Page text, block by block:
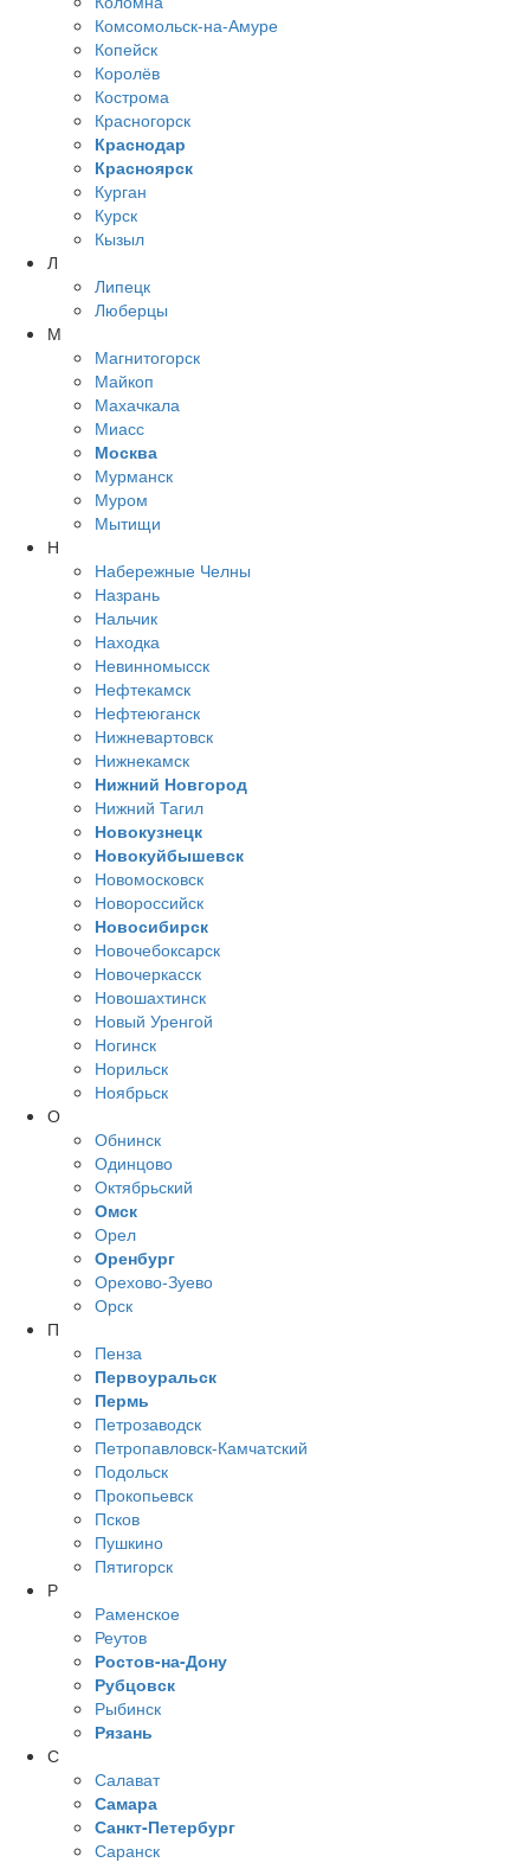
Комсомольск-на-Амуре
Копейск
Королёв
Кострома
Красногорск
Краснодар
Красноярск
Курган
Курск
Кызыл
Л
Липецк
Люберцы
М
Магнитогорск
Майкоп
Махачкала
Миасс
Москва
Мурманск
Муром
Мытищи
Н
Набережные Челны
Назрань
Нальчик
Находка
Невинномысск
Нефтекамск
Нефтеюганск
Нижневартовск
Нижнекамск
Нижний Новгород
Нижний Тагил
Новокузнецк
Новокуйбышевск
Новомосковск
Новороссийск
Новосибирск
Новочебоксарск
Новочеркасск
Новошахтинск
Новый Уренгой
Ногинск
Норильск
Ноябрьск
О
Обнинск
Одинцово
Октябрьский
Омск
Орел
Оренбург
Орехово-Зуево
Орск
П
Пенза
Первоуральск
Пермь
Петрозаводск
Петропавловск-Камчатский
Подольск
Прокопьевск
Псков
Пушкино
Пятигорск
Р
Раменское
Реутов
Ростов-на-Дону
Рубцовск
Рыбинск
Рязань
С
Салават
Самара
Санкт-Петербург
Саранск